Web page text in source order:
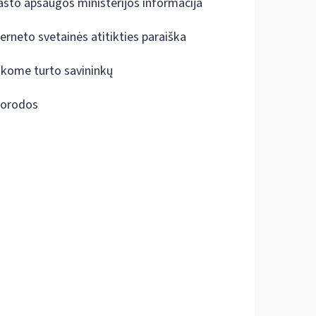
svetainės atitikties paraiška
turto savininkų